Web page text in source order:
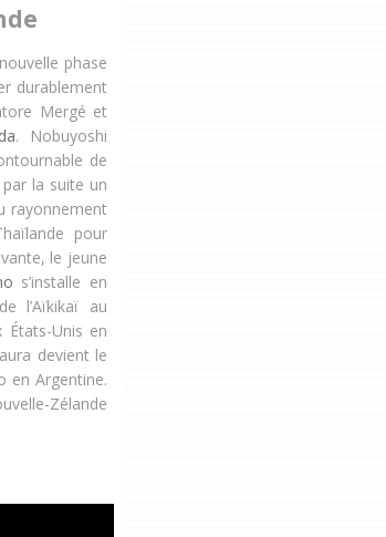
phase
durablement
Mergé et
. Nobuyoshi
de
la suite un
rayonnement
pour
le jeune
s’installe en
l’Aïkikaï au
États-Unis en
devient le
en Argentine.
Zélande